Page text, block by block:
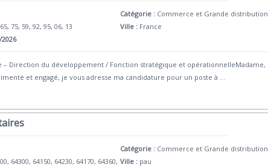
75, 59, 92, 95, 06, 13
Catégorie : Commerce et Grande distribution
Ville : France
– Direction du développement / Fonction stratégique et opérationnelleMadame,
et engagé, je vous adresse ma candidature pour un poste à
64300, 64150, 64230, 64170, 64360,
Catégorie : Commerce et Grande distribution
Ville : pau